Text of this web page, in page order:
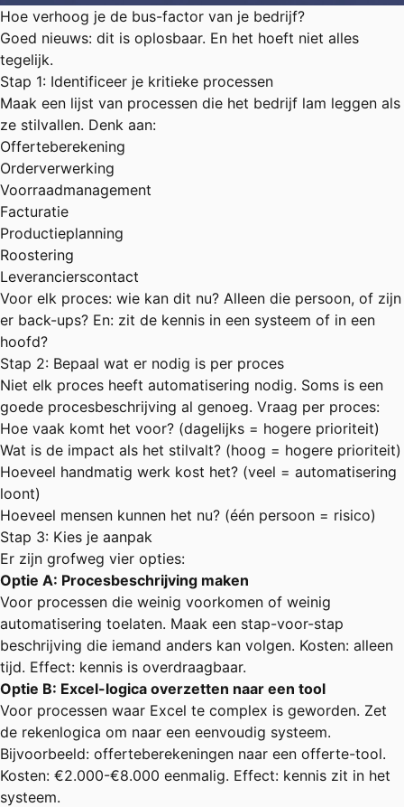
Hoe verhoog je de bus-factor van je bedrijf?
Goed nieuws: dit is oplosbaar. En het hoeft niet alles
tegelijk.
Stap 1: Identificeer je kritieke processen
Maak een lijst van processen die het bedrijf lam leggen als
ze stilvallen. Denk aan:
Offerteberekening
Orderverwerking
Voorraadmanagement
Facturatie
Productieplanning
Roostering
Leverancierscontact
Voor elk proces: wie kan dit nu? Alleen die persoon, of zijn
er back-ups? En: zit de kennis in een systeem of in een
hoofd?
Stap 2: Bepaal wat er nodig is per proces
Niet elk proces heeft automatisering nodig. Soms is een
goede procesbeschrijving al genoeg. Vraag per proces:
Hoe vaak komt het voor? (dagelijks = hogere prioriteit)
Wat is de impact als het stilvalt? (hoog = hogere prioriteit)
Hoeveel handmatig werk kost het? (veel = automatisering
loont)
Hoeveel mensen kunnen het nu? (één persoon = risico)
Stap 3: Kies je aanpak
Er zijn grofweg vier opties:
Optie A: Procesbeschrijving maken
Voor processen die weinig voorkomen of weinig
automatisering toelaten. Maak een stap-voor-stap
beschrijving die iemand anders kan volgen. Kosten: alleen
tijd. Effect: kennis is overdraagbaar.
Optie B: Excel-logica overzetten naar een tool
Voor processen waar Excel te complex is geworden. Zet
de rekenlogica om naar een eenvoudig systeem.
Bijvoorbeeld: offerteberekeningen naar een offerte-tool.
Kosten: €2.000-€8.000 eenmalig. Effect: kennis zit in het
systeem.